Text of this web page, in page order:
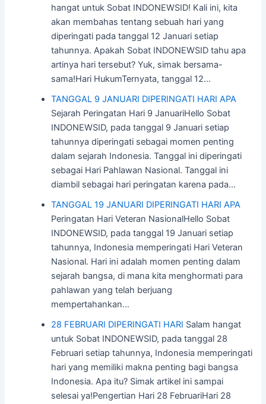
hangat untuk Sobat INDONEWSID! Kali ini, kita
akan membahas tentang sebuah hari yang
diperingati pada tanggal 12 Januari setiap
tahunnya. Apakah Sobat INDONEWSID tahu apa
artinya hari tersebut? Yuk, simak bersama-
sama!Hari HukumTernyata, tanggal 12…
TANGGAL 9 JANUARI DIPERINGATI HARI APA
Sejarah Peringatan Hari 9 JanuariHello Sobat
INDONEWSID, pada tanggal 9 Januari setiap
tahunnya diperingati sebagai momen penting
dalam sejarah Indonesia. Tanggal ini diperingati
sebagai Hari Pahlawan Nasional. Tanggal ini
diambil sebagai hari peringatan karena pada…
TANGGAL 19 JANUARI DIPERINGATI HARI APA
Peringatan Hari Veteran NasionalHello Sobat
INDONEWSID, pada tanggal 19 Januari setiap
tahunnya, Indonesia memperingati Hari Veteran
Nasional. Hari ini adalah momen penting dalam
sejarah bangsa, di mana kita menghormati para
pahlawan yang telah berjuang
mempertahankan…
28 FEBRUARI DIPERINGATI HARI Salam hangat
untuk Sobat INDONEWSID, pada tanggal 28
Februari setiap tahunnya, Indonesia memperingati
hari yang memiliki makna penting bagi bangsa
Indonesia. Apa itu? Simak artikel ini sampai
selesai ya!Pengertian Hari 28 FebruariHari 28